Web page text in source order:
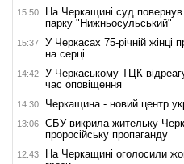
15:50
На Черкащині суд повернув
парку "Нижньосульський"
15:37
У Черкасах 75-річній жінці
на серці
14:42
У Черкаському ТЦК
час оповіщення
14:30 Черкащина - новий центр
13:06
СБУ викрила жительку
проросійську пропаганду
12:43
На Черкащині оголосили